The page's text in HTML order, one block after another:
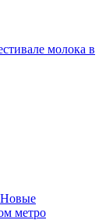
молока в
Новые
метро